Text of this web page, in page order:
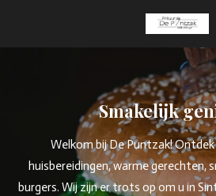
Smakelijk
Welkom bij De Puntzak!
huisbereidingen, warme gerechten,
burgers. Wij zijn er trots op om u in